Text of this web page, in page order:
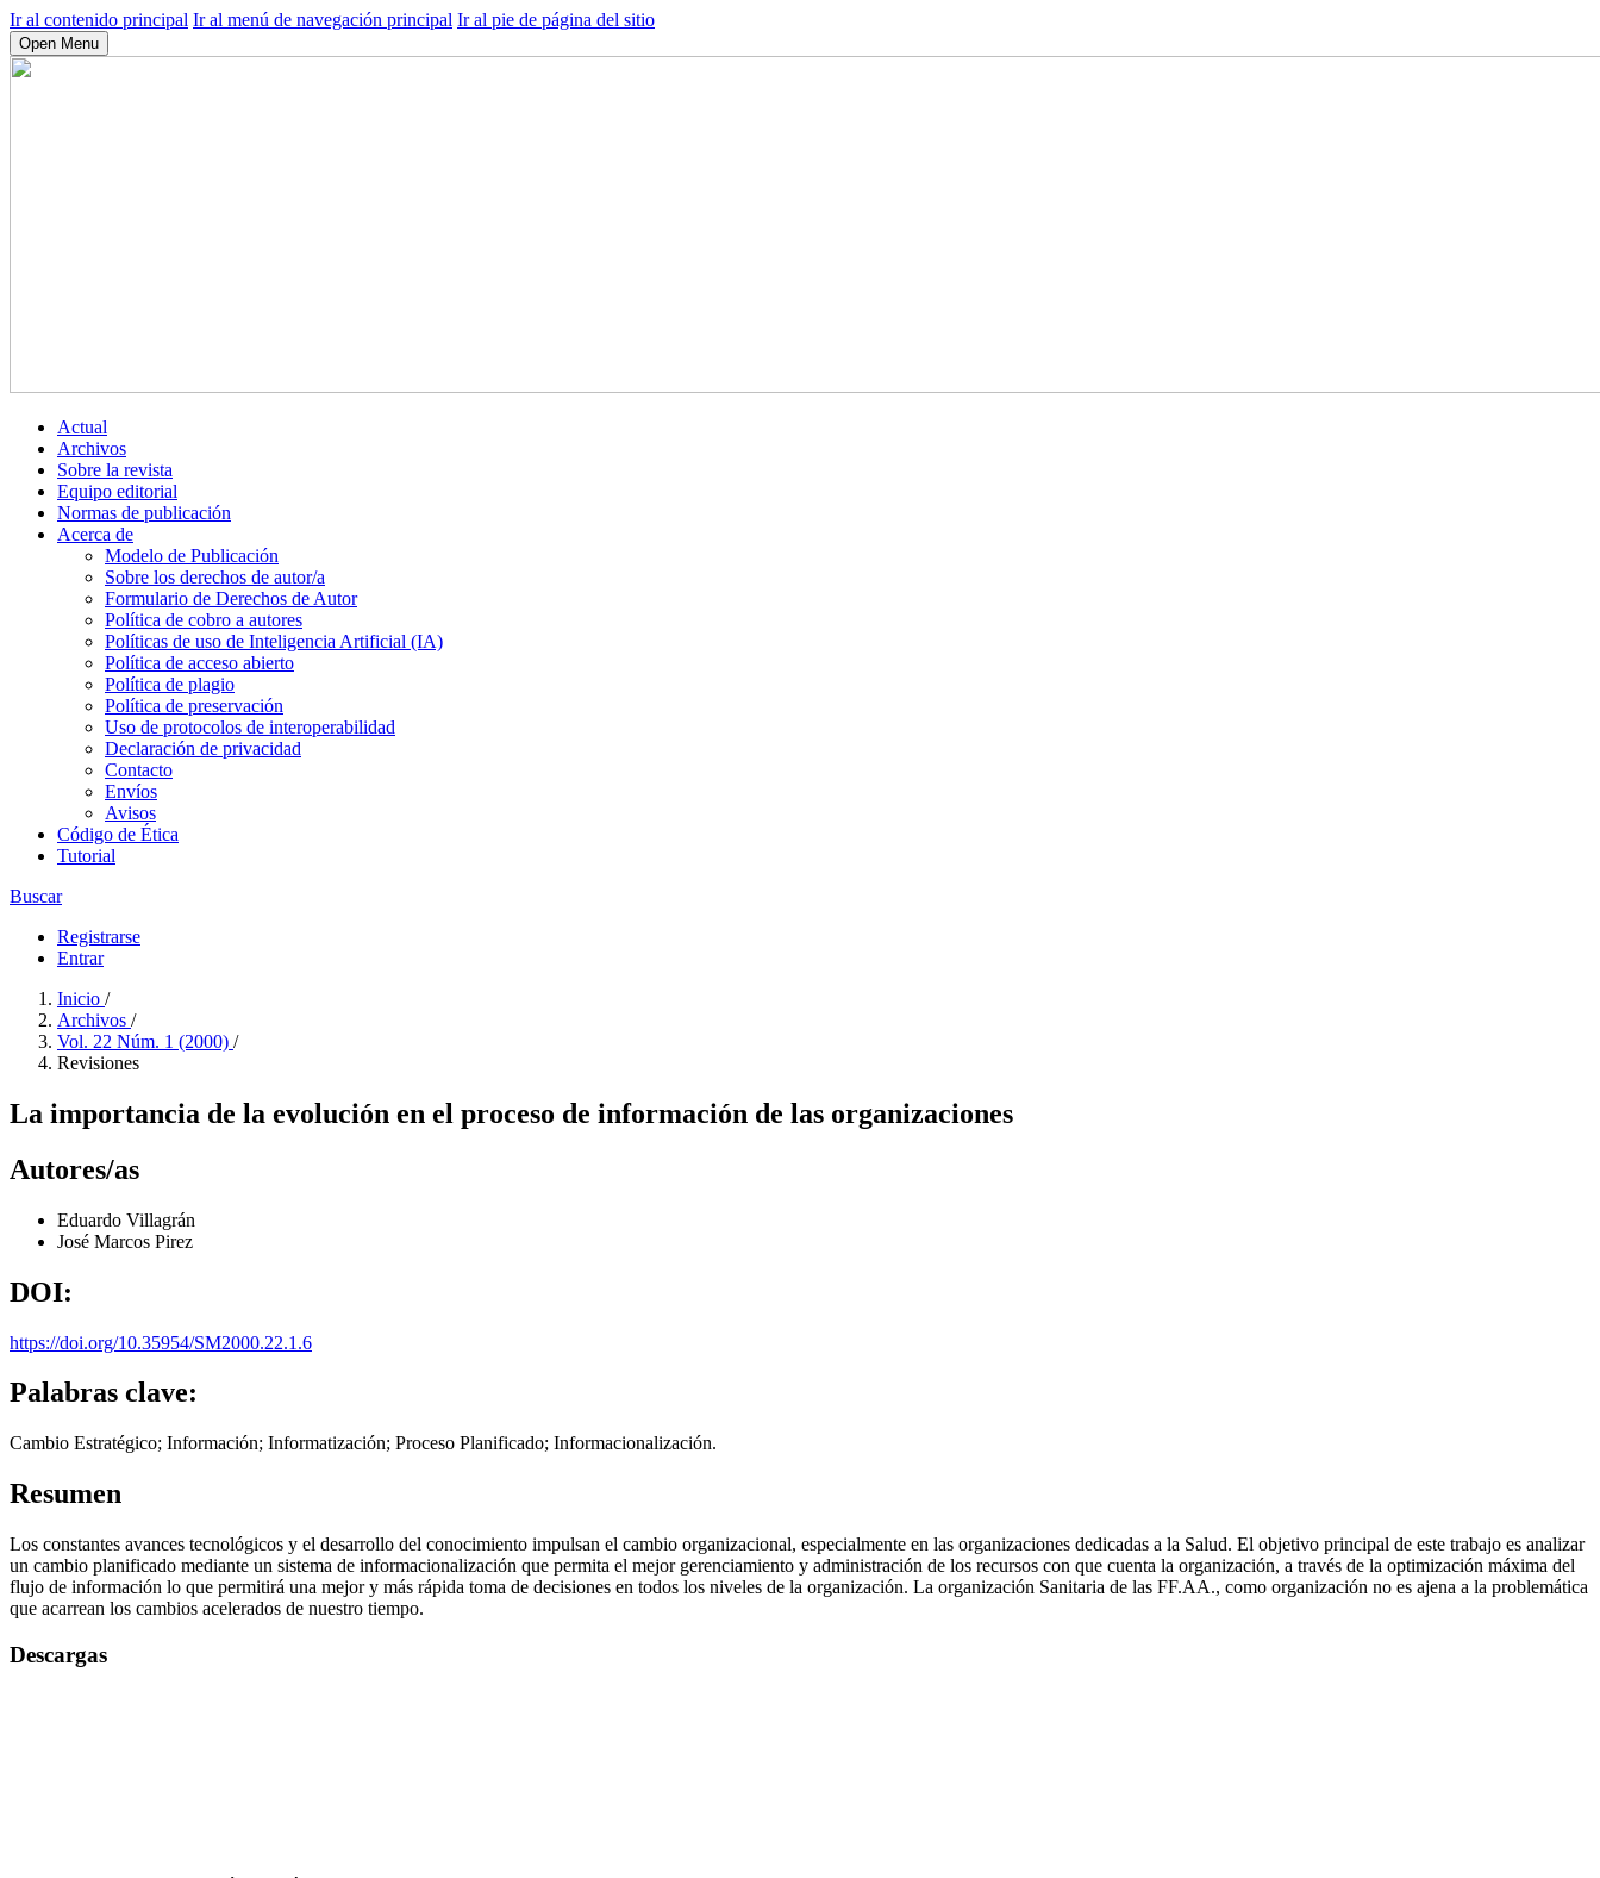
Ir al contenido principal Ir al menú de navegación principal Ir al pie de página del sitio
Open Menu
Actual
Archivos
Sobre la revista
Equipo editorial
Normas de publicación
Acerca de
Modelo de Publicación
Sobre los derechos de autor/a
Formulario de Derechos de Autor
Política de cobro a autores
Políticas de uso de Inteligencia Artificial (IA)
Política de acceso abierto
Política de plagio
Política de preservación
Uso de protocolos de interoperabilidad
Declaración de privacidad
Contacto
Envíos
Avisos
Código de Ética
Tutorial
Buscar
Registrarse
Entrar
Inicio /
Archivos /
Vol. 22 Núm. 1 (2000) /
Revisiones
La importancia de la evolución en el proceso de información de las organizaciones
Autores/as
Eduardo Villagrán
José Marcos Pirez
DOI:
https://doi.org/10.35954/SM2000.22.1.6
Palabras clave:
Cambio Estratégico; Información; Informatización; Proceso Planificado; Informacionalización.
Resumen
Los constantes avances tecnológicos y el desarrollo del conocimiento impulsan el cambio organizacional, especialmente en las organizaciones dedicadas a la Salud. El objetivo principal de este trabajo es analizar
un cambio planificado mediante un sistema de informacionalización que permita el mejor gerenciamiento y administración de los recursos con que cuenta la organización, a través de la optimización máxima del
flujo de información lo que permitirá una mejor y más rápida toma de decisiones en todos los niveles de la organización. La organización Sanitaria de las FF.AA., como organización no es ajena a la problemática
que acarrean los cambios acelerados de nuestro tiempo.
Descargas